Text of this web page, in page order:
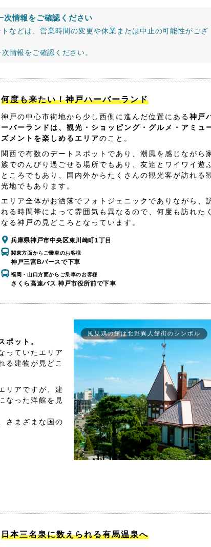
次情報をご確認ください
などは、営業時間の変更や休業または中止の可能性がござ
情報をご確認ください。
何度も来たい！神戸ハーバーランド
神戸の中心市街地から少し西側に進んだ位置にある神戸
ーバーランドは、観光・ショッピング・グルメ・アミュ
ズメントを楽しめるエリアのこと。
関西で有数のデートスポットであり、潮風を感じながら
族でのんびり過ごせる場所でもあり、友達とワイワイ遊
ところでもあり、国内外からたくさんの観光客が訪れる
光地でもあります。
エリア全体がお洒落でフォトジェニックでありながら、
れる時間帯によって雰囲気も異なるので、何度も訪れた
なる神戸の見どころとなっています。
兵庫県神戸市中央区東川崎町1丁目
関東方面からご乗車のお客様
神戸三宮Bバースで下車
福岡・山口方面からご乗車のお客様
さくら高速バス 神戸市役所前で下車
ポット。
っていたエリア
る建物が見どこ
リアですが、建
なった洋館を見
さまざまな国の
風見鶏の館は北野異人館街のシンボル
日本三名泉に数えられる有馬温泉へ